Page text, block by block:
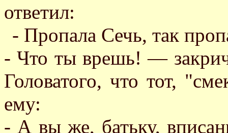
ответил:
- Пропала Сечь, так
- Что ты врешь! —
Головатого, что тот,
ему:
- А вы же, батьку,